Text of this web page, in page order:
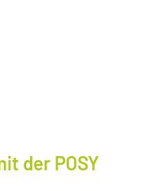
der POSY